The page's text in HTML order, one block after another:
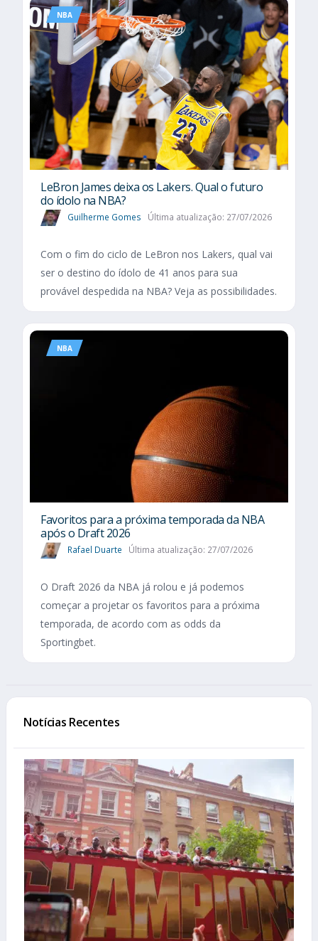
NBA
LeBron James deixa os Lakers. Qual o futuro
do ídolo na NBA?
Guilherme Gomes Última atualização: 27/07/2026
Com o fim do ciclo de LeBron nos Lakers, qual vai
ser o destino do ídolo de 41 anos para sua
provável despedida na NBA? Veja as possibilidades.
NBA
Favoritos para a próxima temporada da NBA
após o Draft 2026
Rafael Duarte Última atualização: 27/07/2026
O Draft 2026 da NBA já rolou e já podemos
começar a projetar os favoritos para a próxima
temporada, de acordo com as odds da
Sportingbet.
Notícias Recentes